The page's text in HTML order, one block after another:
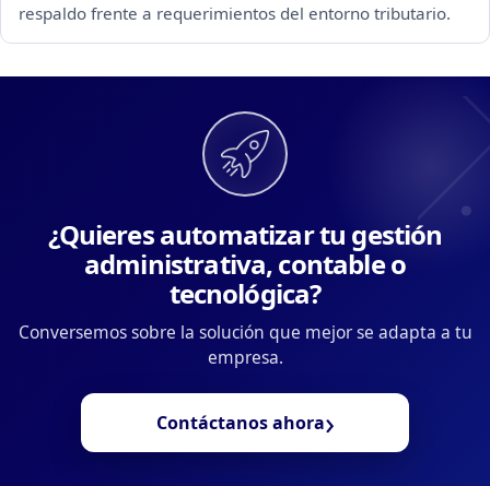
respaldo frente a requerimientos del entorno tributario.
¿Quieres automatizar tu gestión
administrativa, contable o
tecnológica?
Conversemos sobre la solución que mejor se adapta a tu
empresa.
Contáctanos ahora›